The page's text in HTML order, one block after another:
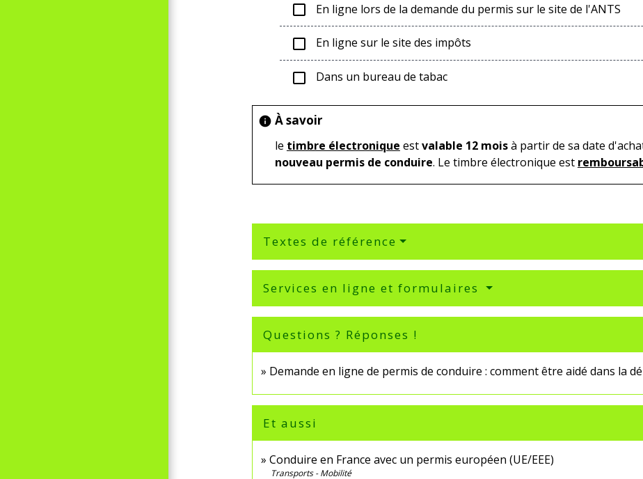
check_box_outline_blank En ligne lors de la demande du permis sur le site de l'ANTS
check_box_outline_blank En ligne sur le site des impôts
check_box_outline_blank Dans un bureau de tabac
info À savoir
le timbre électronique estvalable 12 moisà partir de sa date
nouveau permis de conduire. Le timbre électronique est
Textes de référence
Services en ligne et formulaires
Questions ? Réponses !
Demande en ligne de permis de conduire : comment être aidé dans la
Et aussi
Conduire en France avec un permis européen (UE/EEE)
Transports - Mobilité